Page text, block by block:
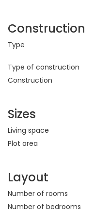
Construction
Type
Type of construction
Construction
Sizes
Living space
Plot area
Layout
Number of rooms
Number of bedrooms